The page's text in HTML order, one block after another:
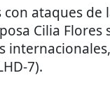
ataques de
Cilia
7).